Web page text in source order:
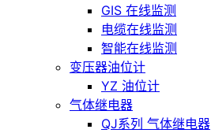
GIS 在线监测
电缆在线监测
智能在线监测
变压器油位计
YZ 油位计
气体继电器
QJ系列 气体继电器